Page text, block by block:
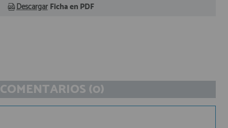
Descargar Ficha en PDF
COMENTARIOS (0)